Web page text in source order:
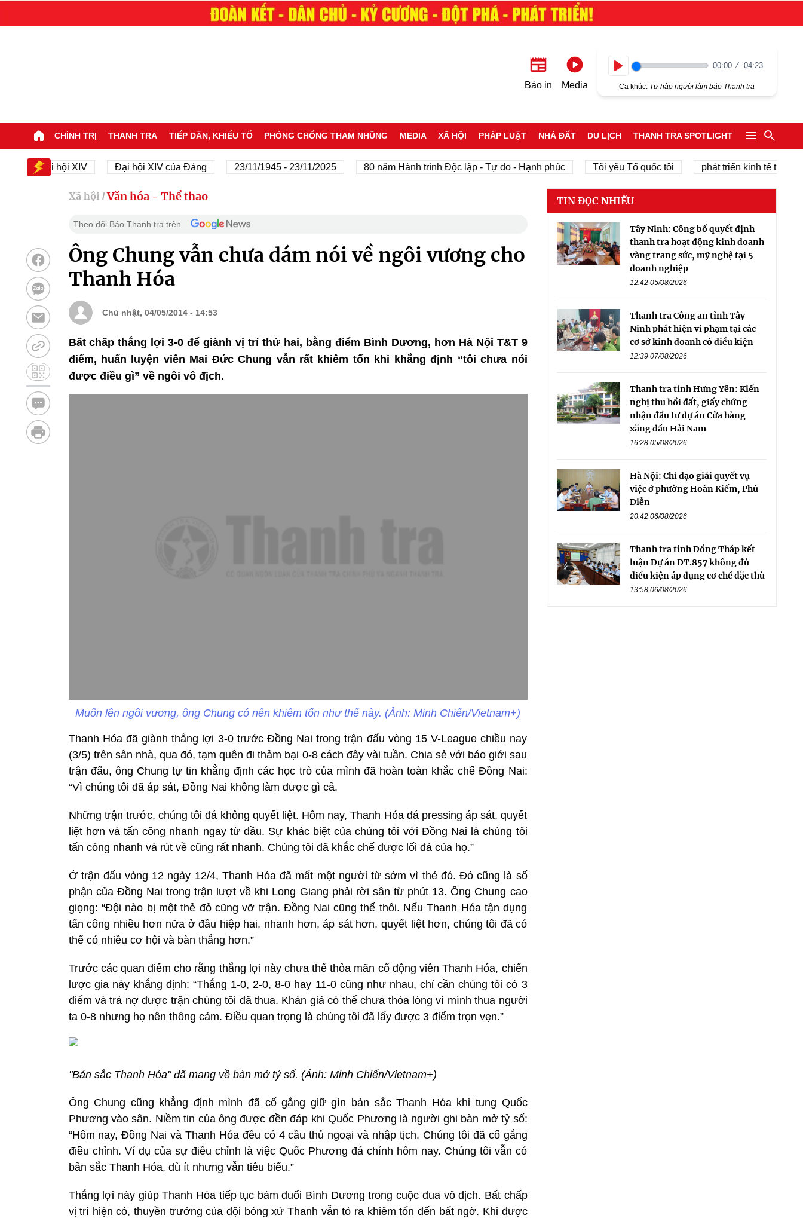
Báo in Media
00:00 04:23
Ca khúc: Tự hào người làm báo Thanh tra
CHÍNH TRỊ THANH TRA TIẾP DÂN, KHIẾU TỐ PHÒNG CHỐNG THAM NHŨNG MEDIA XÃ HỘI PHÁP LUẬT NHÀ ĐẤT DU LỊCH THANH TRA SPOTLIGHT
Đại hội XIV Đại hội XIV của Đảng 23/11/1945 - 23/11/2025 80 năm Hành trình Độc lập - Tự do - Hạnh phúc Tôi yêu Tổ quốc tôi phát triển kinh tế tư nhân
Xã hội / Văn hóa - Thể thao
Theo dõi Báo Thanh tra trên
Ông Chung vẫn chưa dám nói về ngôi vương cho
Thanh Hóa
Chủ nhật, 04/05/2014 - 14:53
Bất chấp thắng lợi 3-0 để giành vị trí thứ hai, bằng điểm Bình Dương, hơn Hà Nội T&T 9
điểm, huấn luyện viên Mai Đức Chung vẫn rất khiêm tốn khi khẳng định “tôi chưa nói
được điều gì” về ngôi vô địch.
Muốn lên ngôi vương, ông Chung có nên khiêm tốn như thế này. (Ảnh: Minh Chiến/Vietnam+)
Thanh Hóa đã giành thắng lợi 3-0 trước Đồng Nai trong trận đấu vòng 15 V-League chiều nay
(3/5) trên sân nhà, qua đó, tạm quên đi thảm bại 0-8 cách đây vài tuần. Chia sẻ với báo giới sau
trận đấu, ông Chung tự tin khẳng định các học trò của mình đã hoàn toàn khắc chế Đồng Nai:
“Vì chúng tôi đã áp sát, Đồng Nai không làm được gì cả.
Những trận trước, chúng tôi đá không quyết liệt. Hôm nay, Thanh Hóa đá pressing áp sát, quyết
liệt hơn và tấn công nhanh ngay từ đầu. Sự khác biệt của chúng tôi với Đồng Nai là chúng tôi
tấn công nhanh và rút về cũng rất nhanh. Chúng tôi đã khắc chế được lối đá của họ.”
Ở trận đấu vòng 12 ngày 12/4, Thanh Hóa đã mất một người từ sớm vì thẻ đỏ. Đó cũng là số
phận của Đồng Nai trong trận lượt về khi Long Giang phải rời sân từ phút 13. Ông Chung cao
giọng: “Đội nào bị một thẻ đỏ cũng vỡ trận. Đồng Nai cũng thế thôi. Nếu Thanh Hóa tận dụng
tấn công nhiều hơn nữa ở đầu hiệp hai, nhanh hơn, áp sát hơn, quyết liệt hơn, chúng tôi đã có
thể có nhiều cơ hội và bàn thắng hơn.”
Trước các quan điểm cho rằng thắng lợi này chưa thể thỏa mãn cổ động viên Thanh Hóa, chiến
lược gia này khẳng định: “Thắng 1-0, 2-0, 8-0 hay 11-0 cũng như nhau, chỉ cần chúng tôi có 3
điểm và trả nợ được trận chúng tôi đã thua. Khán giả có thể chưa thỏa lòng vì mình thua người
ta 0-8 nhưng họ nên thông cảm. Điều quan trọng là chúng tôi đã lấy được 3 điểm trọn vẹn.”
"Bản sắc Thanh Hóa" đã mang về bàn mở tỷ số. (Ảnh: Minh Chiến/Vietnam+)
Ông Chung cũng khẳng định mình đã cố gắng giữ gìn bản sắc Thanh Hóa khi tung Quốc
Phương vào sân. Niềm tin của ông được đền đáp khi Quốc Phương là người ghi bàn mở tỷ số:
“Hôm nay, Đồng Nai và Thanh Hóa đều có 4 cầu thủ ngoại và nhập tịch. Chúng tôi đã cố gắng
điều chỉnh. Ví dụ của sự điều chỉnh là việc Quốc Phương đá chính hôm nay. Chúng tôi vẫn có
bản sắc Thanh Hóa, dù ít nhưng vẫn tiêu biểu.”
Thắng lợi này giúp Thanh Hóa tiếp tục bám đuổi Bình Dương trong cuộc đua vô địch. Bất chấp
vị trí hiện có, thuyền trưởng của đội bóng xứ Thanh vẫn tỏ ra khiêm tốn đến bất ngờ. Khi được
TIN ĐỌC NHIỀU
Tây Ninh: Công bố quyết định
thanh tra hoạt động kinh doanh
vàng trang sức, mỹ nghệ tại 5
doanh nghiệp
12:42 05/08/2026
Thanh tra Công an tỉnh Tây
Ninh phát hiện vi phạm tại các
cơ sở kinh doanh có điều kiện
12:39 07/08/2026
Thanh tra tỉnh Hưng Yên: Kiến
nghị thu hồi đất, giấy chứng
nhận đầu tư dự án Cửa hàng
xăng dầu Hải Nam
16:28 05/08/2026
Hà Nội: Chỉ đạo giải quyết vụ
việc ở phường Hoàn Kiếm, Phú
Diễn
20:42 06/08/2026
Thanh tra tỉnh Đồng Tháp kết
luận Dự án ĐT.857 không đủ
điều kiện áp dụng cơ chế đặc thù
13:58 06/08/2026